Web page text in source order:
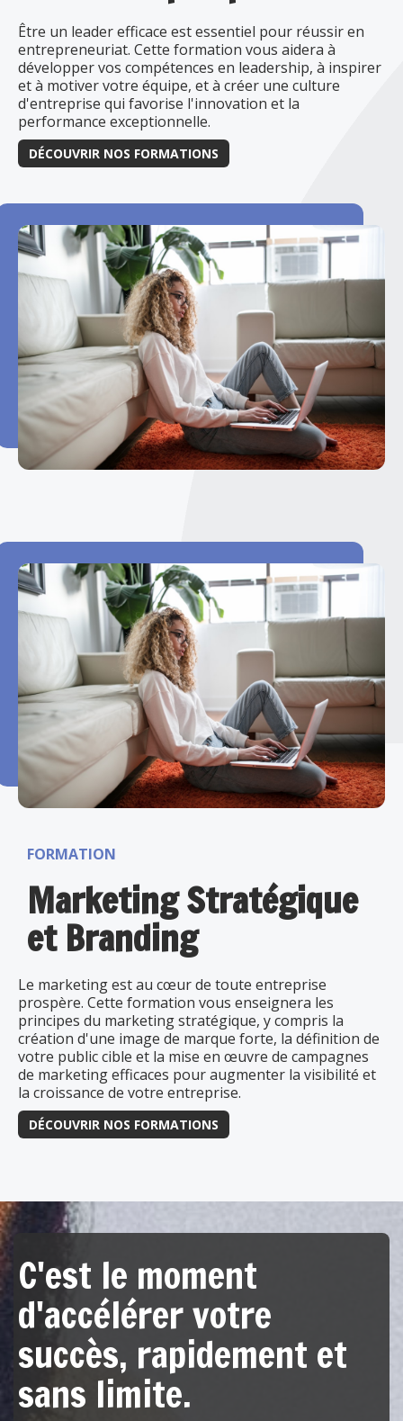
Être un leader efficace est essentiel pour réussir en
entrepreneuriat. Cette formation vous aidera à
développer vos compétences en leadership, à inspirer
et à motiver votre équipe, et à créer une culture
d'entreprise qui favorise l'innovation et la
performance exceptionnelle.
DÉCOUVRIR NOS FORMATIONS
FORMATION
Marketing Stratégique
et Branding
Le marketing est au cœur de toute entreprise
prospère. Cette formation vous enseignera les
principes du marketing stratégique, y compris la
création d'une image de marque forte, la définition de
votre public cible et la mise en œuvre de campagnes
de marketing efficaces pour augmenter la visibilité et
la croissance de votre entreprise.
DÉCOUVRIR NOS FORMATIONS
C'est le moment
d'accélérer votre
succès, rapidement et
sans limite.